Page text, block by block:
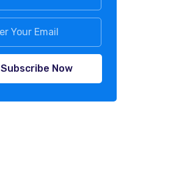
Subscribe Now